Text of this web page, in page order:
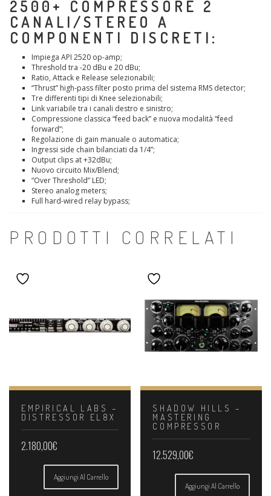
2500+ COMPRESSORE 2
CANALI/STEREO A
COMPONENTI DISCRETI:
Impiega API 2520 op-amp;
Threshold tra -20 dBu e 20 dBu;
Ratio, Attack e Release selezionabili;
“Thrust” high-pass filter posto prima del sistema RMS detector;
Tre differenti tipi di Knee selezionabili;
Link variabile tra i canali destro e sinistro;
Compressione classica “feed back” e nuova modalità “feed
forward”;
Regolazione di gain manuale o automatica;
Ingressi side chain bilanciati da 1/4”;
Output clips at +32dBu;
Nuovo circuito Mix/Blend;
“Over Threshold” LED;
Stereo analog meters;
Full hard-wired relay bypass;
PRODOTTI CORRELATI
EMPIRICAL LABS –
DISTRESSOR EL8X
2.180,00€
Aggiungi Al Carrello
SHADOW HILLS –
MASTERING
COMPRESSOR
12.529,00€
Aggiungi Al Carrello